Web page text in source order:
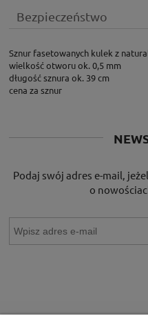
Bezpieczeństwo
Sznur fasetowanych kulek z
wielkość otworu ok. 0,5 mm
długość sznura ok. 39 cm
cena za sznur
Podaj swój adres e-mail,
o